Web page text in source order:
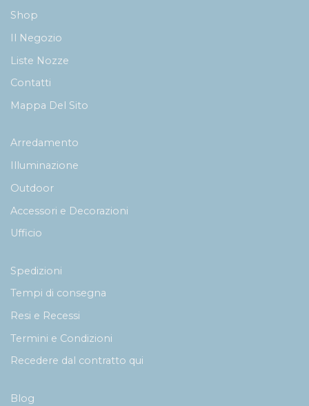
Shop
Il Negozio
Liste Nozze
Contatti
Mappa Del Sito
Arredamento
Illuminazione
Outdoor
Accessori e Decorazioni
Ufficio
Spedizioni
Tempi di consegna
Resi e Recessi
Termini e Condizioni
Recedere dal contratto qui
Blog